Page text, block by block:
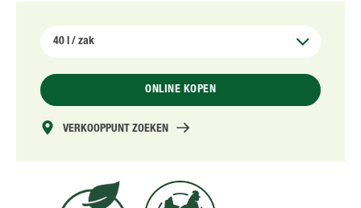
ONLINE KOPEN
VERKOOPPUNT ZOEKEN